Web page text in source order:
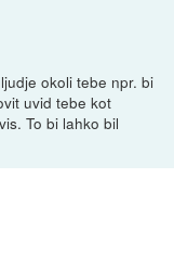
okoli tebe npr. bi
uvid tebe kot
To bi lahko bil